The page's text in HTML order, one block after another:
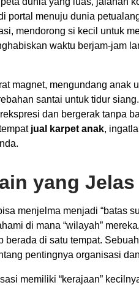
portal menuju dunia
mendorong si kecil untuk
waktu berjam-jam
magnet, mengundang anak
santai untuk tidur
dan bergerak tanpa
jual karpet anak,
yang Jelas
menjelma menjadi “batas
di mana “wilayah”
di satu tempat.
pentingnya organisasi
memiliki “kerajaan”